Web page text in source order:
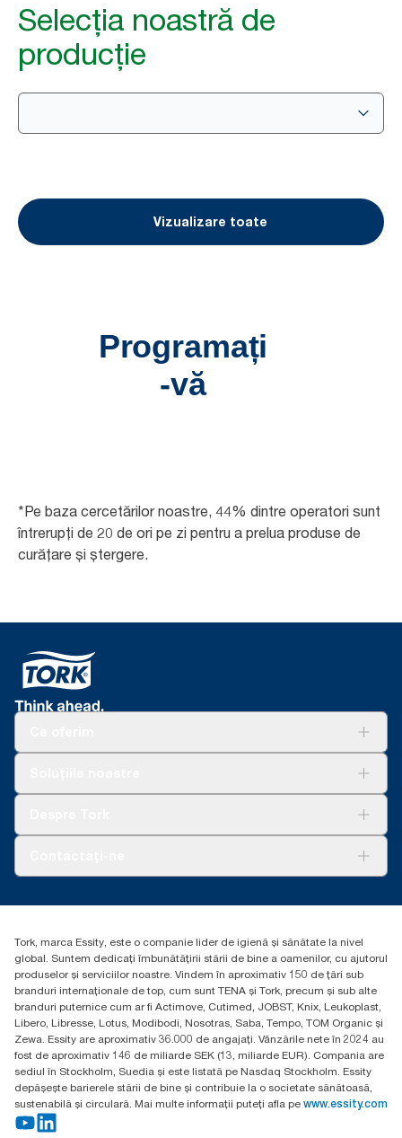
Selecția noastră de
producție
Vizualizare toate
*Pe baza cercetărilor noastre, 44% dintre operatori sunt
întrerupți de 20 de ori pe zi pentru a prelua produse de
curățare și ștergere.
Essity Hungary Kft. Professional Hygiene
Budakeszi út 51.
Tork, marca Essity, este o companie lider de igienă și sănătate la nivel
global. Suntem dedicați îmbunătățirii stării de bine a oamenilor, cu ajutorul
produselor și serviciilor noastre. Vindem în aproximativ 150 de țări sub
branduri internaționale de top, cum sunt TENA și Tork, precum și sub alte
branduri puternice cum ar fi Actimove, Cutimed, JOBST, Knix, Leukoplast,
Libero, Libresse, Lotus, Modibodi, Nosotras, Saba, Tempo, TOM Organic și
Zewa. Essity are aproximativ 36.000 de angajați. Vânzările nete în 2024 au
fost de aproximativ 146 de miliarde SEK (13, miliarde EUR). Compania are
sediul în Stockholm, Suedia și este listată pe Nasdaq Stockholm. Essity
depășește barierele stării de bine și contribuie la o societate sănătoasă,
sustenabilă și circulară. Mai multe informații puteți afla pe www.essity.com